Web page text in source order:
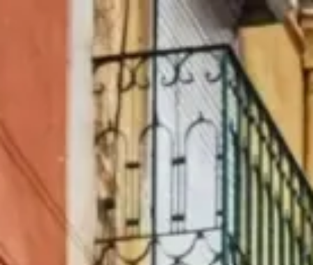
Pondělí, Srpen 10, 2026
Lisabon, Portugalsko - Baixa, Alfama, Belém a řeka Tejo